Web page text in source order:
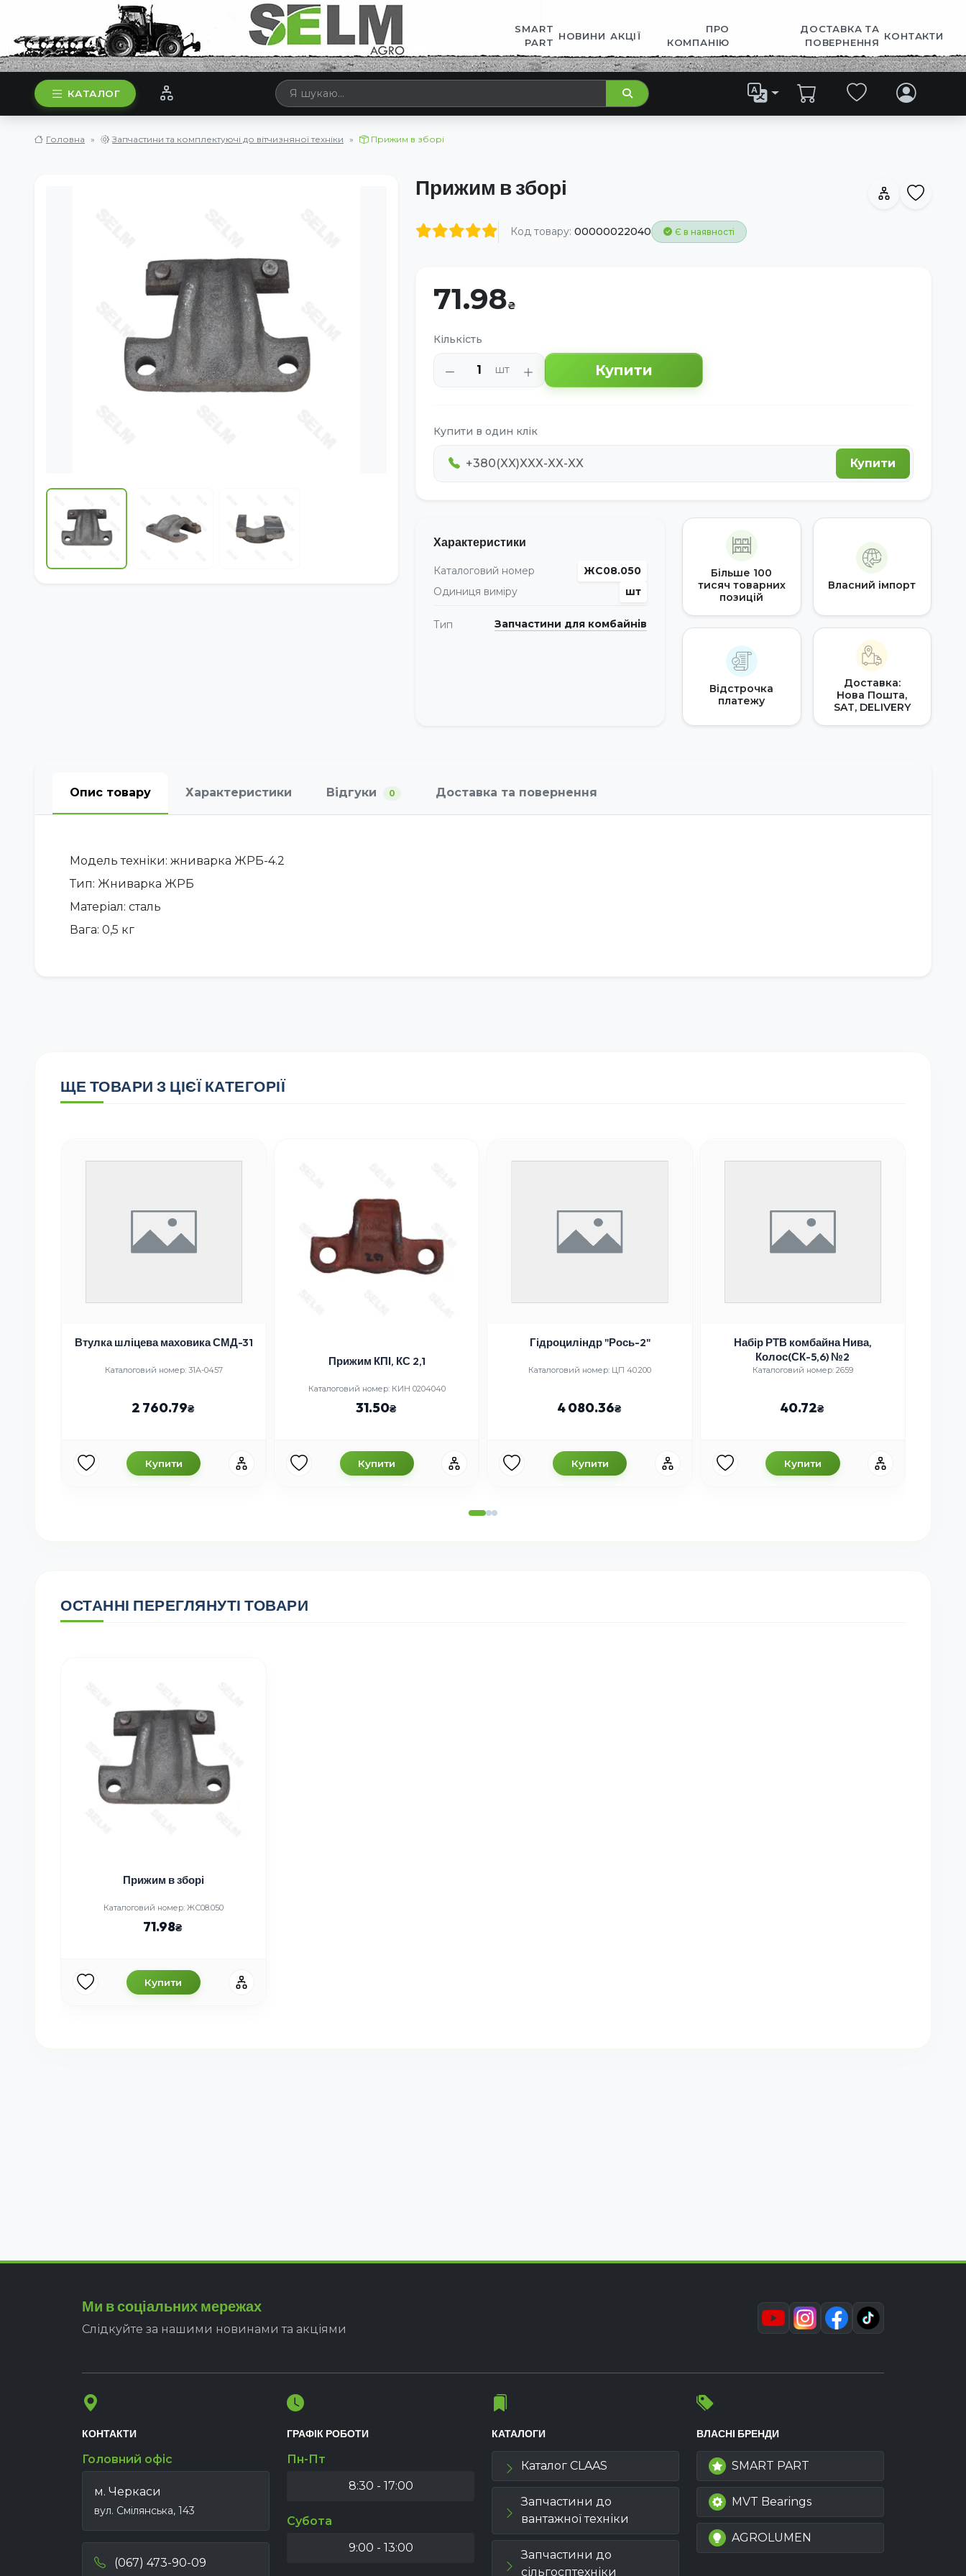
SMART
PART
НОВИНИ АКЦІЇ
ПРО
КОМПАНІЮ
ДОСТАВКА ТА
ПОВЕРНЕННЯ
КОНТАКТИ
КАТАЛОГ
Головна Запчастини та комплектуючі до вітчизняної техніки Прижим в зборі
Прижим в зборі
Код товару: 00000022040 Є в наявності
71.98
Кількість
шт Купити
Купити в один клік
Купити
Характеристики
Каталоговий номер
ЖС08.050
Одиниця виміру
шт
Тип Запчастини для комбайнів
Більше 100
тисяч товарних
позицій
Власний імпорт
Відстрочка
платежу
Доставка:
Нова Пошта,
SAT, DELIVERY
Опис товару Характеристики Відгуки 0 Доставка та повернення
Модель техніки: жниварка ЖРБ-4.2
Тип: Жниварка ЖРБ
Матеріал: сталь
Вага: 0,5 кг
ЩЕ ТОВАРИ З ЦІЄЇ КАТЕГОРІЇ
Втулка шліцева маховика СМД-31
Каталоговий номер: 31А-0457
2 760.79
Купити
Прижим КПІ, КС 2,1
Каталоговий номер: КИН 0204040
31.50
Купити
Гідроциліндр "Рось-2"
Каталоговий номер: ЦП 40.200
4 080.36
Купити
Набір РТВ комбайна Нива,
Колос(СК-5,6) №2
Каталоговий номер: 2659
40.72
Купити
ОСТАННІ ПЕРЕГЛЯНУТІ ТОВАРИ
Прижим в зборі
Каталоговий номер: ЖС08.050
71.98
Купити
Ми в соціальних мережах
Слідкуйте за нашими новинами та акціями
КОНТАКТИ
Головний офіс
м. Черкаси
вул. Смілянська, 143
(067) 473-90-09
ГРАФІК РОБОТИ
Пн-Пт
8:30 - 17:00
Субота
9:00 - 13:00
КАТАЛОГИ
Каталог CLAAS
Запчастини до
вантажної техніки
Запчастини до
сільгосптехніки
ВЛАСНІ БРЕНДИ
SMART PART
MVT Bearings
AGROLUMEN